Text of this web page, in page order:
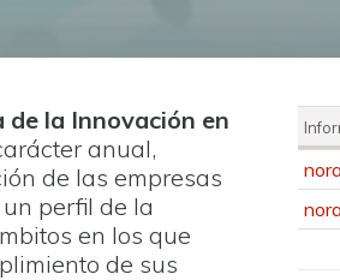
la Innovación en
anual,
de las empresas
perfil de la
en los que
de sus